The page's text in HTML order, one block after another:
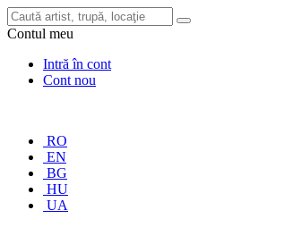
Contul meu
Intră în cont
Cont nou
RO
EN
BG
HU
UA